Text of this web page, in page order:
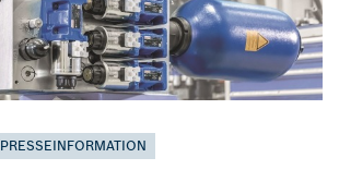
PRESSEINFORMATION